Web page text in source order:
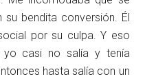
bendita conversión. Él
por su culpa. Y eso
yo casi no salía y tenía
hasta salía con un